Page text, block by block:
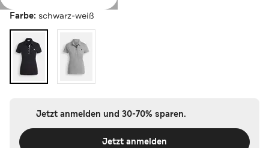
Farbe: schwarz-weiß
Jetzt anmelden und 30-70% sparen.
Jetzt anmelden